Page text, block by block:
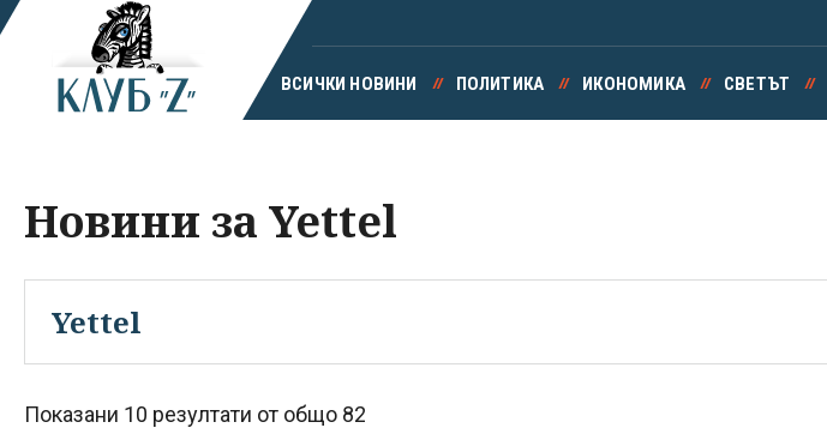
ВСИЧКИ НОВИНИ ПОЛИТИКА ИКОНОМИКА СВЕТЪТ
Новини за Yettel
Показани 10 резултати от общо 82